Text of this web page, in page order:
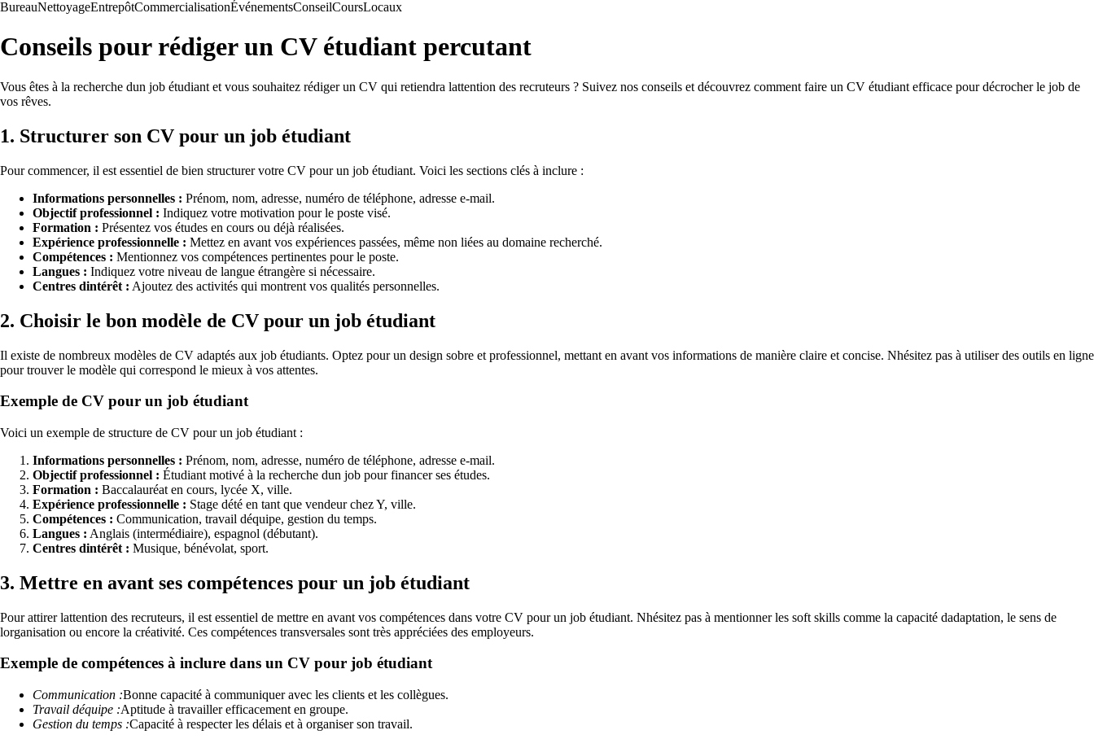
BureauNettoyageEntrepôtCommercialisationÉvénementsConseilCoursLocaux
Conseils pour rédiger un CV étudiant percutant
Vous êtes à la recherche dun job étudiant et vous souhaitez rédiger un CV qui retiendra lattention des recruteurs ? Suivez nos conseils et découvrez comment faire un CV étudiant efficace pour décrocher le job de
vos rêves.
1. Structurer son CV pour un job étudiant
Pour commencer, il est essentiel de bien structurer votre CV pour un job étudiant. Voici les sections clés à inclure :
Informations personnelles : Prénom, nom, adresse, numéro de téléphone, adresse e-mail.
Objectif professionnel : Indiquez votre motivation pour le poste visé.
Formation : Présentez vos études en cours ou déjà réalisées.
Expérience professionnelle : Mettez en avant vos expériences passées, même non liées au domaine recherché.
Compétences : Mentionnez vos compétences pertinentes pour le poste.
Langues : Indiquez votre niveau de langue étrangère si nécessaire.
Centres dintérêt : Ajoutez des activités qui montrent vos qualités personnelles.
2. Choisir le bon modèle de CV pour un job étudiant
Il existe de nombreux modèles de CV adaptés aux job étudiants. Optez pour un design sobre et professionnel, mettant en avant vos informations de manière claire et concise. Nhésitez pas à utiliser des outils en ligne
pour trouver le modèle qui correspond le mieux à vos attentes.
Exemple de CV pour un job étudiant
Voici un exemple de structure de CV pour un job étudiant :
Informations personnelles : Prénom, nom, adresse, numéro de téléphone, adresse e-mail.
Objectif professionnel : Étudiant motivé à la recherche dun job pour financer ses études.
Formation : Baccalauréat en cours, lycée X, ville.
Expérience professionnelle : Stage dété en tant que vendeur chez Y, ville.
Compétences : Communication, travail déquipe, gestion du temps.
Langues : Anglais (intermédiaire), espagnol (débutant).
Centres dintérêt : Musique, bénévolat, sport.
3. Mettre en avant ses compétences pour un job étudiant
Pour attirer lattention des recruteurs, il est essentiel de mettre en avant vos compétences dans votre CV pour un job étudiant. Nhésitez pas à mentionner les soft skills comme la capacité dadaptation, le sens de
lorganisation ou encore la créativité. Ces compétences transversales sont très appréciées des employeurs.
Exemple de compétences à inclure dans un CV pour job étudiant
Communication :Bonne capacité à communiquer avec les clients et les collègues.
Travail déquipe :Aptitude à travailler efficacement en groupe.
Gestion du temps :Capacité à respecter les délais et à organiser son travail.